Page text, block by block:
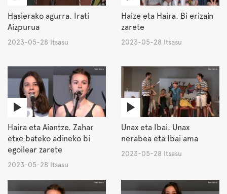
Hasierako agurra. Irati
Aizpurua
2023-05-28 Itsasu
Haize eta Haira. Bi erizain
zarete
2023-05-28 Itsasu
Haira eta Aiantze. Zahar
etxe bateko adineko bi
egoilear zarete
2023-05-28 Itsasu
Unax eta Ibai. Unax
nerabea eta Ibai ama
2023-05-28 Itsasu